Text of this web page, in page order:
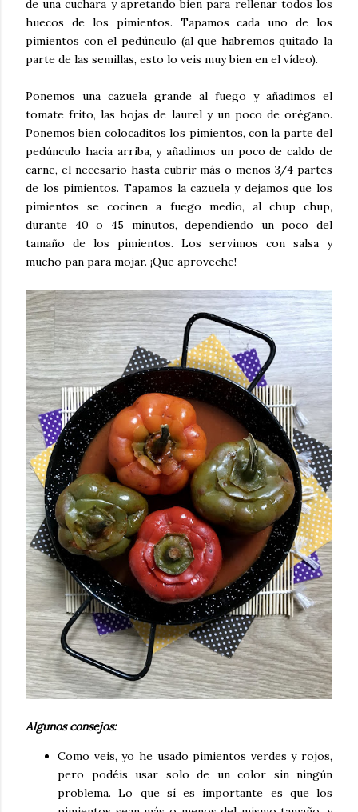
de una cuchara y apretando bien para rellenar todos los
huecos de los pimientos. Tapamos cada uno de los
pimientos con el pedúnculo (al que habremos quitado la
parte de las semillas, esto lo veis muy bien en el vídeo).
Ponemos una cazuela grande al fuego y añadimos el
tomate frito, las hojas de laurel y un poco de orégano.
Ponemos bien colocaditos los pimientos, con la parte del
pedúnculo hacia arriba, y añadimos un poco de caldo de
carne, el necesario hasta cubrir más o menos 3/4 partes
de los pimientos. Tapamos la cazuela y dejamos que los
pimientos se cocinen a fuego medio, al chup chup,
durante 40 o 45 minutos, dependiendo un poco del
tamaño de los pimientos. Los servimos con salsa y
mucho pan para mojar. ¡Que aproveche!
Algunos consejos:
Como veis, yo he usado pimientos verdes y rojos,
pero podéis usar solo de un color sin ningún
problema. Lo que sí es importante es que los